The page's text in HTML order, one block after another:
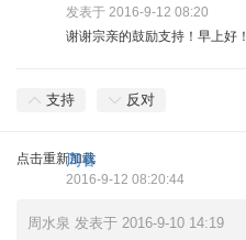
发表于 2016-9-12 08:20
谢谢宗亲的鼓励支持！早上好！
支持 反对
点击重新加载
周睿
2016-9-12 08:20:44
周水泉 发表于 2016-9-10 14:19